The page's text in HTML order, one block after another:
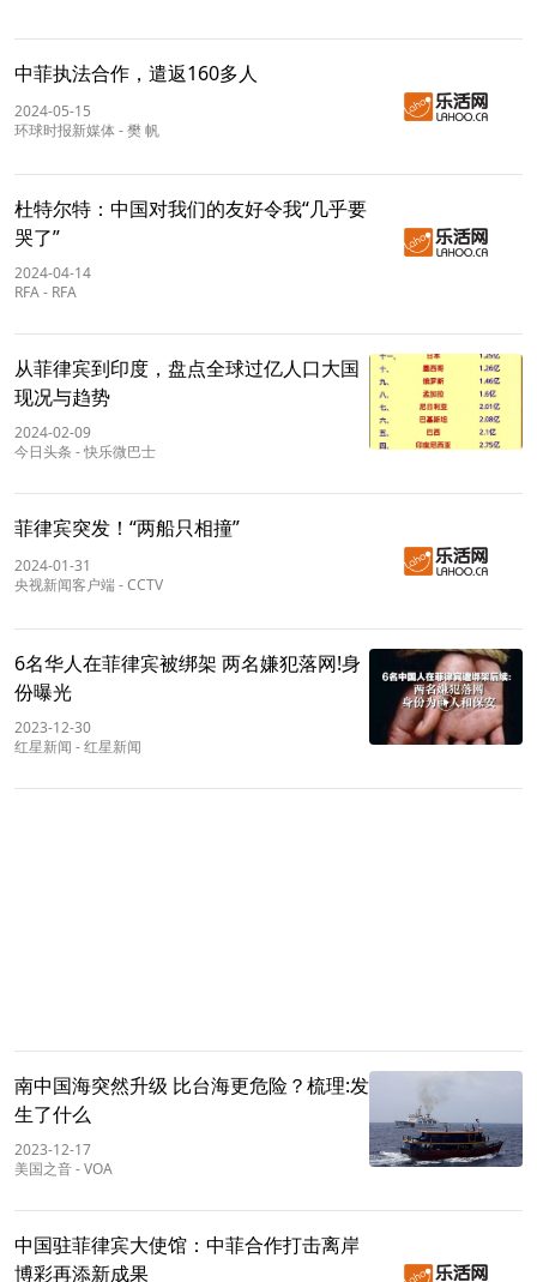
中菲执法合作，遣返160多人
2024-05-15
环球时报新媒体 -樊 帆
杜特尔特：中国对我们的友好令我“几乎要
哭了”
2024-04-14
RFA- RFA
从菲律宾到印度，盘点全球过亿人口大国
现况与趋势
2024-02-09
今日头条 -快乐微巴士
菲律宾突发！“两船只相撞”
2024-01-31
央视新闻客户端-CCTV
6名华人在菲律宾被绑架 两名嫌犯落网!身
份曝光
2023-12-30
红星新闻 -红星新闻
南中国海突然升级 比台海更危险？梳理:发
生了什么
2023-12-17
美国之音-VOA
中国驻菲律宾大使馆：中菲合作打击离岸
博彩再添新成果